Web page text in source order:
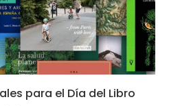
para el Día del Libro